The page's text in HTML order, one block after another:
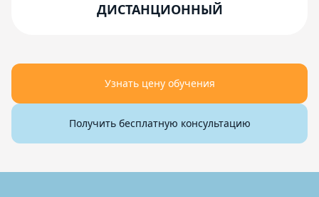
ДИСТАНЦИОННЫЙ
Узнать цену обучения
Получить бесплатную консультацию